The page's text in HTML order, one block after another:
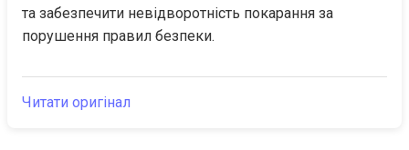
та забезпечити невідворотність покарання за
порушення правил безпеки.
Читати оригінал